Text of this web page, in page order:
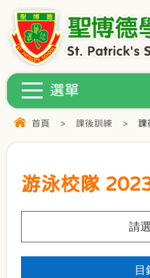
首頁 > 課後訓練 > 課
游泳校隊
請
目